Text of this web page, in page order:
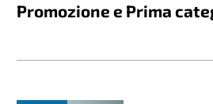
Promozione e Prima